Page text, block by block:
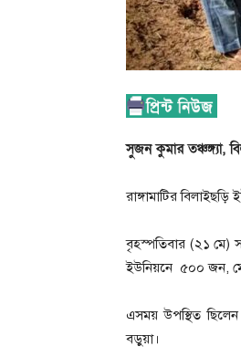
সুজন কুমার তঞ্চঙ্গ্যা,
রাঙ্গামাটির
বৃহস্পতিবার (২১ মে)
ইউনিয়নে ৫০০ জন,
এসময় উপস্থিত
বড়ুয়া।